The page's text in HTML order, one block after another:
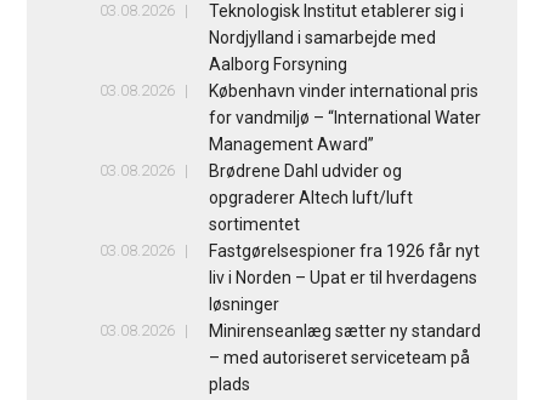
03.08.2026
Teknologisk Institut etablerer sig i
Nordjylland i samarbejde med
Aalborg Forsyning
03.08.2026
København vinder international pris
for vandmiljø – “International Water
Management Award”
03.08.2026
Brødrene Dahl udvider og
opgraderer Altech luft/luft
sortimentet
03.08.2026
Fastgørelsespioner fra 1926 får nyt
liv i Norden – Upat er til hverdagens
løsninger
03.08.2026
Minirenseanlæg sætter ny standard
– med autoriseret serviceteam på
plads